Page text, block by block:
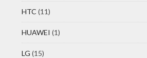
HTC (11)
HUAWEI (1)
LG (15)